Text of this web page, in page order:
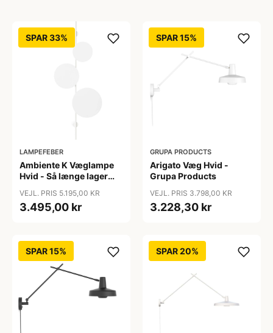
SPAR 33%
LAMPEFEBER
Ambiente K Væglampe
Hvid - Så længe lager
VEJL. PRIS 5.195,00 KR
3.495,00 kr
SPAR 15%
GRUPA PRODUCTS
Arigato Væg Hvid -
Grupa Products
VEJL. PRIS 3.798,00 KR
3.228,30 kr
SPAR 15% SPAR 20%